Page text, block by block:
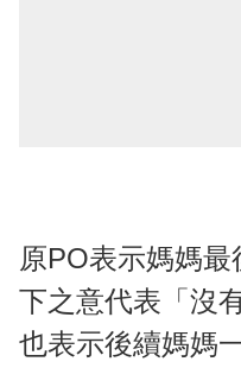
原PO表示媽媽
下之意代表「沒
也表示後續媽媽